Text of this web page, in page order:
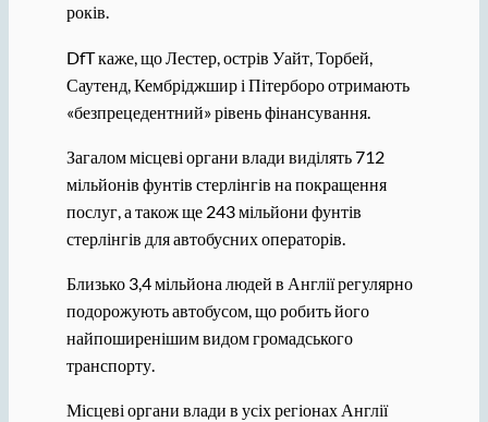
років.
DfT каже, що Лестер, острів Уайт, Торбей,
Саутенд, Кембріджшир і Пітерборо отримають
«безпрецедентний» рівень фінансування.
Загалом місцеві органи влади виділять 712
мільйонів фунтів стерлінгів на покращення
послуг, а також ще 243 мільйони фунтів
стерлінгів для автобусних операторів.
Близько 3,4 мільйона людей в Англії регулярно
подорожують автобусом, що робить його
найпоширенішим видом громадського
транспорту.
Місцеві органи влади в усіх регіонах Англії